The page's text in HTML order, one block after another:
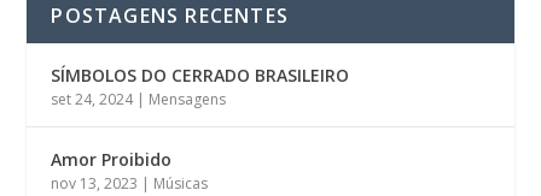
POSTAGENS RECENTES
SÍMBOLOS DO CERRADO BRASILEIRO
set 24, 2024| Mensagens
Amor Proibido
nov 13, 2023 | Músicas